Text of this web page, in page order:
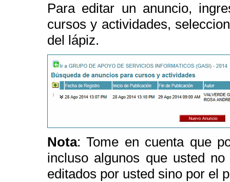
Para editar un anuncio,
cursos y actividades,
del lápiz.
Nota: Tome en cuenta que
incluso algunos que usted
editados por usted sino por el